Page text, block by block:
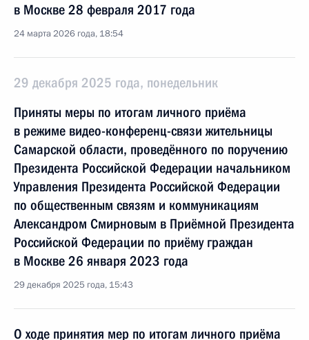
в Москве 28 февраля 2017 года
24 марта 2026 года, 18:54
29 декабря 2025 года, понедельник
Приняты меры по итогам личного приёма
в режиме видео-конференц-связи жительницы
Самарской области, проведённого по поручению
Президента Российской Федерации начальником
Управления Президента Российской Федерации
по общественным связям и коммуникациям
Александром Смирновым в Приёмной Президента
Российской Федерации по приёму граждан
в Москве 26 января 2023 года
29 декабря 2025 года, 15:43
О ходе принятия мер по итогам личного приёма